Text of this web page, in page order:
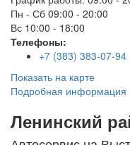
Пн - Сб 09:00 - 20:00
Вс 10:00 - 18:00
Телефоны:
+7 (383) 383-07-94
Показать на карте
Подробная информация
Ленинский